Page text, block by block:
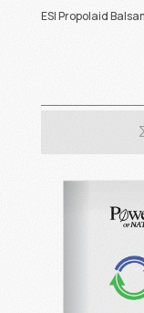
ESI Propolaid